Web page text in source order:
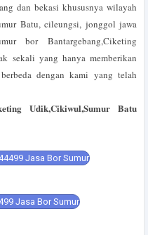
dan bekasi khususnya wilayah
Batu, cileungsi, jonggol jawa
bor Bantargebang,Ciketing
sekali yang hanya memberikan
dengan kami yang telah
Udik,Cikiwul,Sumur Batu
Jasa Bor Sumur
Jasa Bor Sumur